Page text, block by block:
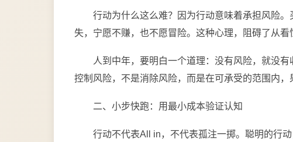
行动为什么这么难？因为行动意味着承担风险
失，宁愿不赚，也不愿冒险。这种心理，阻碍了从看
人到中年，要明白一个道理：没有风险，就没
控制风险，不是消除风险，而是在可承受的范围内，
二、小步快跑：用最小成本验证认知
行动不代表All in，不代表孤注一掷。聪明的行